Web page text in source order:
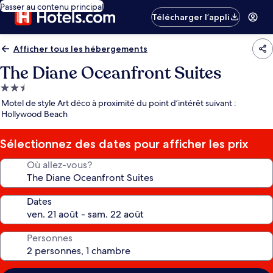
Passer au contenu principal
Télécharger l’appli
Afficher tous les hébergements
The Diane Oceanfront Suites
Hébergement
2.5 étoiles
Motel de style Art déco à proximité du point d’intérêt suivant :
Hollywood Beach
Sélectionnez des dates pour afficher les prix
Où allez-vous?
Dates
Personnes